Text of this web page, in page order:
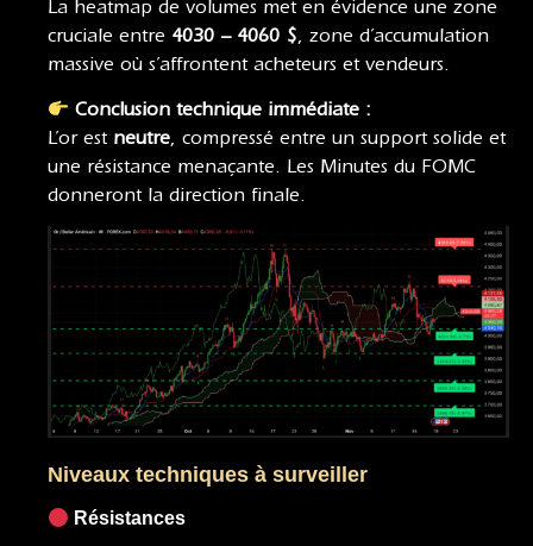
La heatmap de volumes met en évidence une zone
cruciale entre 4030 – 4060 $, zone d’accumulation
massive où s’affrontent acheteurs et vendeurs.
Conclusion technique immédiate :
L’or est neutre, compressé entre un support solide et
une résistance menaçante. Les Minutes du FOMC
donneront la direction finale.
Niveaux techniques à surveiller
Résistances